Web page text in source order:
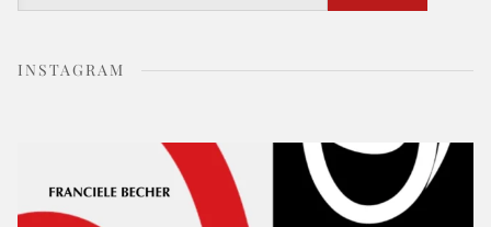
INSTAGRAM